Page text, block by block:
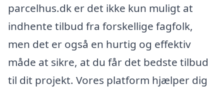
parcelhus.dk er det ikke kun muligt at
indhente tilbud fra forskellige fagfolk,
men det er også en hurtig og effektiv
måde at sikre, at du får det bedste tilbud
til dit projekt. Vores platform hjælper dig